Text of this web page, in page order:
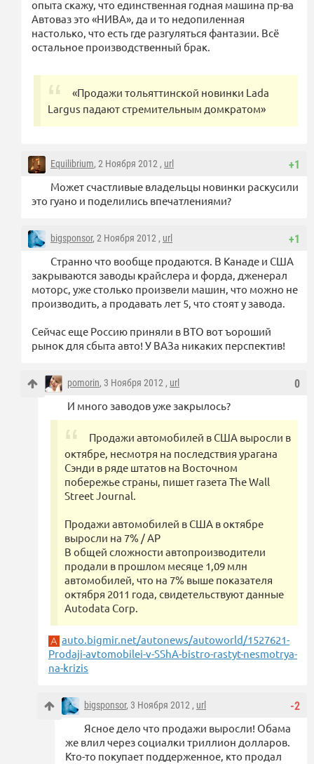
опыта скажу, что единственная годная машина пр-ва
Автоваз это «НИВА», да и то недопиленная
настолько, что есть где разгуляться фантазии. Всё
остальное производственный брак.
«Продажи тольяттинской новинки Lada
Largus падают стремительным домкратом»
+1
Equilibrium, 2 Ноября 2012 , url
Может счастливые владельцы новинки раскусили
это гуано и поделились впечатлениями?
+1
bigsponsor, 2 Ноября 2012 , url
Странно что вообще продаются. В Канаде и США
закрываются заводы крайслера и форда, дженерал
моторс, уже столько произвели машин, что можно не
производить, а продавать лет 5, что стоят у завода.
Сейчас еще Россию приняли в ВТО вот ъороший
рынок для сбыта авто! У ВАЗа никаких перспектив!
0
pomorin, 3 Ноября 2012 , url
И много заводов уже закрылось?
Продажи автомобилей в США выросли в
октябре, несмотря на последствия урагана
Сэнди в ряде штатов на Восточном
побережье страны, пишет газета The Wall
Street Journal.
Продажи автомобилей в США в октябре
выросли на 7% / АР
В общей сложности автопроизводители
продали в прошлом месяце 1,09 млн
автомобилей, что на 7% выше показателя
октября 2011 года, свидетельствуют данные
Autodata Corp.
auto.bigmir.net/autonews/autoworld/1527621-
Prodaji-avtomobilei-v-SShA-bistro-rastyt-nesmotrya-
na-krizis
-2
bigsponsor, 3 Ноября 2012 , url
Ясное дело что продажи выросли! Обама
же влил через социалки триллион долларов.
Кто-то покупает поддерженное, кто продал